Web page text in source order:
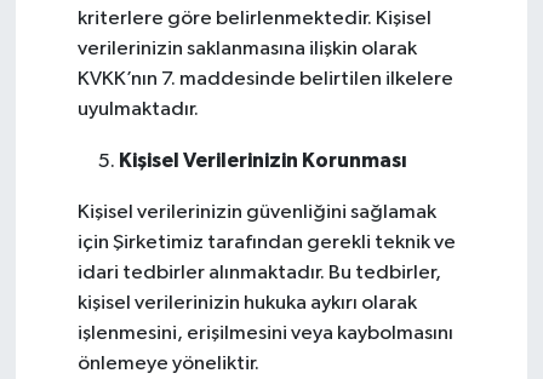
kriterlere göre belirlenmektedir. Kişisel
verilerinizin saklanmasına ilişkin olarak
KVKK’nın 7. maddesinde belirtilen ilkelere
uyulmaktadır.
Kişisel Verilerinizin Korunması
Kişisel verilerinizin güvenliğini sağlamak
için Şirketimiz tarafından gerekli teknik ve
idari tedbirler alınmaktadır. Bu tedbirler,
kişisel verilerinizin hukuka aykırı olarak
işlenmesini, erişilmesini veya kaybolmasını
önlemeye yöneliktir.